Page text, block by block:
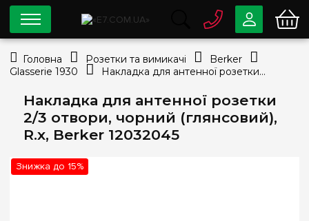
Накладка для антенної розетки
2/3 отвори, чорний (глянсовий),
R.х, Berker 12032045
Знижка до 15%
0 80033-63-07
info@e7.com.ua
044334-79-78
Viber Telegram
Головна Розетки та вимикачі
Berker
Glasserie 1930
Накладка для антенної розетки 2/3 отвори, чорний (глянсовий), R.х, Berker 12032045